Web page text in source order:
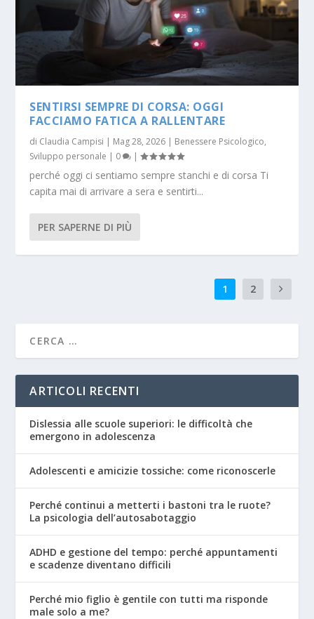
SENTIRSI SEMPRE DI CORSA: OGGI
FACCIAMO FATICA A RALLENTARE
di Claudia Campisi | Mag 28, 2026 | Benessere Psicologico,
Sviluppo personale | 0 |
perché oggi ci sentiamo sempre stanchi e di corsa Ti
capita mai di arrivare a sera e sentirti...
PER SAPERNE DI PIÙ
1 2
ARTICOLI RECENTI
Dislessia alle scuole superiori: le difficoltà che
emergono in adolescenza
Adolescenti e amicizie tossiche: come riconoscerle
Perché continui a metterti i bastoni tra le ruote?
La psicologia dell’autosabotaggio
ADHD e gestione del tempo: perché appuntamenti
e scadenze diventano difficili
Perché mio figlio è gentile con tutti ma risponde
male solo a me?